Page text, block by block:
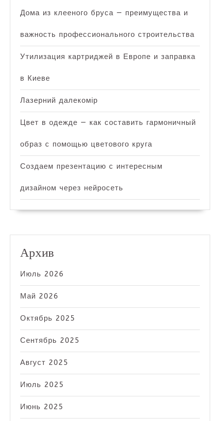
Дома из клееного бруса — преимущества и
важность профессионального строительства
Утилизация картриджей в Европе и заправка
в Киеве
Лазерний далекомір
Цвет в одежде — как составить гармоничный
образ с помощью цветового круга
Создаем презентацию с интересным
дизайном через нейросеть
Архив
Июль 2026
Май 2026
Октябрь 2025
Сентябрь 2025
Август 2025
Июль 2025
Июнь 2025